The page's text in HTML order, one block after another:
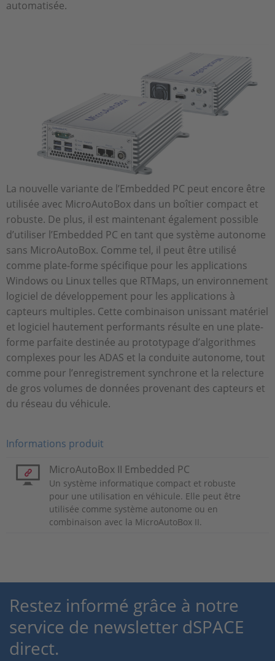
automatisée.
La nouvelle variante de l’Embedded PC peut encore être
utilisée avec MicroAutoBox dans un boîtier compact et
robuste. De plus, il est maintenant également possible
d’utiliser l’Embedded PC en tant que système autonome
sans MicroAutoBox. Comme tel, il peut être utilisé
comme plate-forme spécifique pour les applications
Windows ou Linux telles que RTMaps, un environnement
logiciel de développement pour les applications à
capteurs multiples. Cette combinaison unissant matériel
et logiciel hautement performants résulte en une plate-
forme parfaite destinée au prototypage d’algorithmes
complexes pour les ADAS et la conduite autonome, tout
comme pour l’enregistrement synchrone et la relecture
de gros volumes de données provenant des capteurs et
du réseau du véhicule.
Informations produit
MicroAutoBox II Embedded PC
Un système informatique compact et robuste
pour une utilisation en véhicule. Elle peut être
utilisée comme système autonome ou en
combinaison avec la MicroAutoBox II.
Restez informé grâce à notre
service de newsletter dSPACE
direct.